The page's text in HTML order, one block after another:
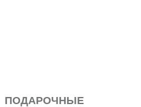
ПОДАРОЧНЫЕ